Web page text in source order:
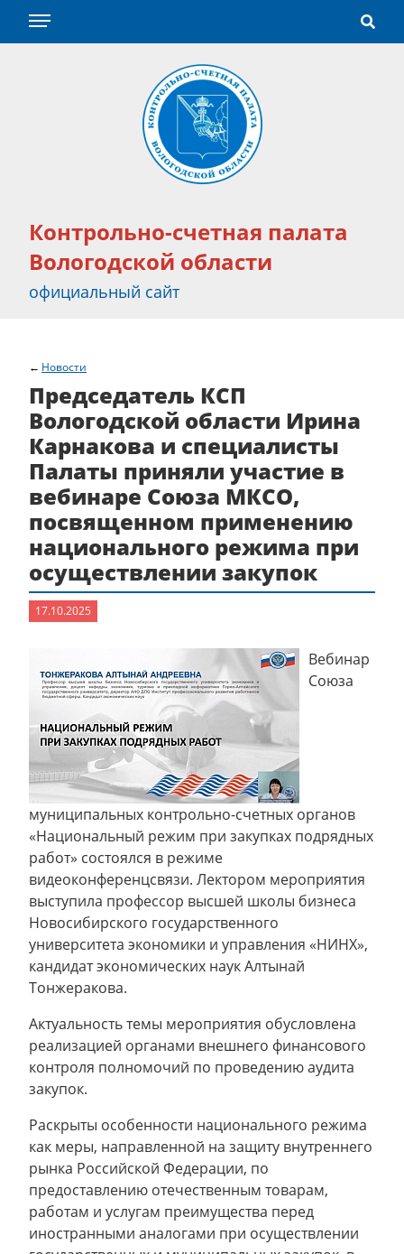
Контрольно-счетная палата
Вологодской области
официальный сайт
Новости
Председатель КСП
Вологодской области Ирина
Карнакова и специалисты
Палаты приняли участие в
вебинаре Союза МКСО,
посвященном применению
национального режима при
осуществлении закупок
17.10.2025
Вебинар
Союза
муниципальных контрольно-счетных органов
«Национальный режим при закупках подрядных
работ» состоялся в режиме
видеоконференцсвязи. Лектором мероприятия
выступила профессор высшей школы бизнеса
Новосибирского государственного
университета экономики и управления «НИНХ»,
кандидат экономических наук Алтынай
Тонжеракова.
Актуальность темы мероприятия обусловлена
реализацией органами внешнего финансового
контроля полномочий по проведению аудита
закупок.
Раскрыты особенности национального режима
как меры, направленной на защиту внутреннего
рынка Российской Федерации, по
предоставлению отечественным товарам,
работам и услугам преимущества перед
иностранными аналогами при осуществлении